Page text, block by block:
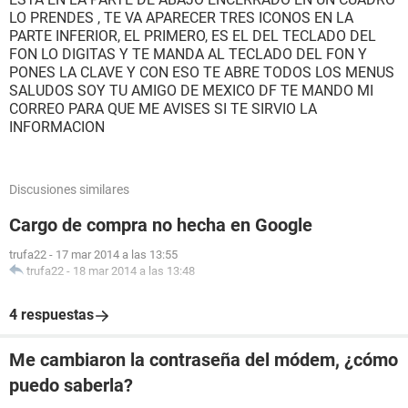
LO PRENDES , TE VA APARECER TRES ICONOS EN LA
PARTE INFERIOR, EL PRIMERO, ES EL DEL TECLADO DEL
FON LO DIGITAS Y TE MANDA AL TECLADO DEL FON Y
PONES LA CLAVE Y CON ESO TE ABRE TODOS LOS MENUS
SALUDOS SOY TU AMIGO DE MEXICO DF TE MANDO MI
CORREO PARA QUE ME AVISES SI TE SIRVIO LA
INFORMACION
Discusiones similares
Cargo de compra no hecha en Google
trufa22 - 17 mar 2014 a las 13:55
trufa22 - 18 mar 2014 a las 13:48
4 respuestas
Me cambiaron la contraseña del módem, ¿cómo
puedo saberla?